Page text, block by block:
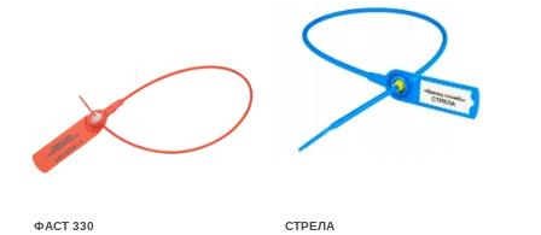
ФАСТ 330 СТРЕЛА